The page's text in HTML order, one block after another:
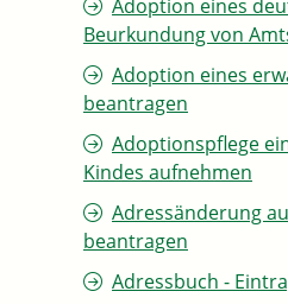
Adoption eines
Beurkundung von
Adoption eines
beantragen
Adoptionspflege
Kindes aufnehmen
Adressänderung
beantragen
Adressbuch -